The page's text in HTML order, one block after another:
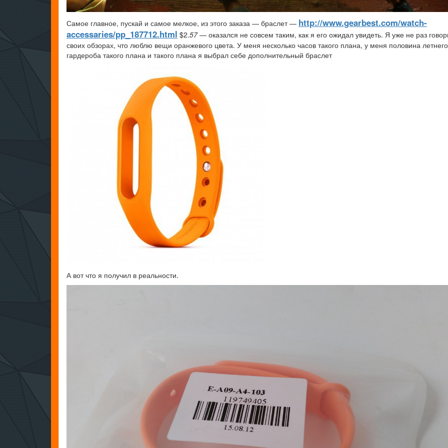
Самое главное, пускай и самое мелкое, из этого заказа — браслет — http://www.gearbest.com/watch-
accessaries/pp_187712.html $2.57— оказался не совсем таким, как я его ожидал увидеть. Я уже не раз
своих обзорах, что люблю вещи оранжевого цвета. У меня несколько часов такого плана, у меня половина летнего
гардероба такого плана и такого плана я выбрал себе дополнительный браслет
А вот что я получил в реальности.